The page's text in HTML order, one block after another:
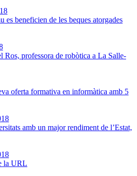
es beneficien de les beques atorgades
Ros, professora de robòtica a La Salle-
oferta formativa en informàtica amb 5
amb un major rendiment de l’Estat,
la URL